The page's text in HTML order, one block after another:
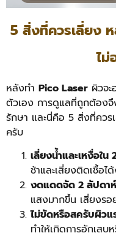
5 สิ่งที่ควรเลี่ยง
ไ
หลังทำ Pico Laser ผิวจ
ตัวเอง การดูแลที่ถูกต้อง
รักษา และนี่คือ 5 สิ่งที่ควร
ครับ
เลี่ยงน้ำและเหงื่อใน
ช้าและเสี่ยงติดเชื้อไ
งดแดดจัด 2 สัปดาห์
แสงมากขึ้น เสี่ยงรอ
ไม่ขัดหรือสครับผิวแ
ทำให้เกิดการอักเสบ